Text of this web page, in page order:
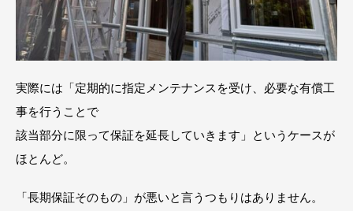
実際には「定期的に指定メンテナンスを受け、必要な有償工
事を行うことで
該当部分に限って保証を延長していきます」というケースが
ほとんど。
「長期保証そのもの」が悪いと言うつもりはありません。